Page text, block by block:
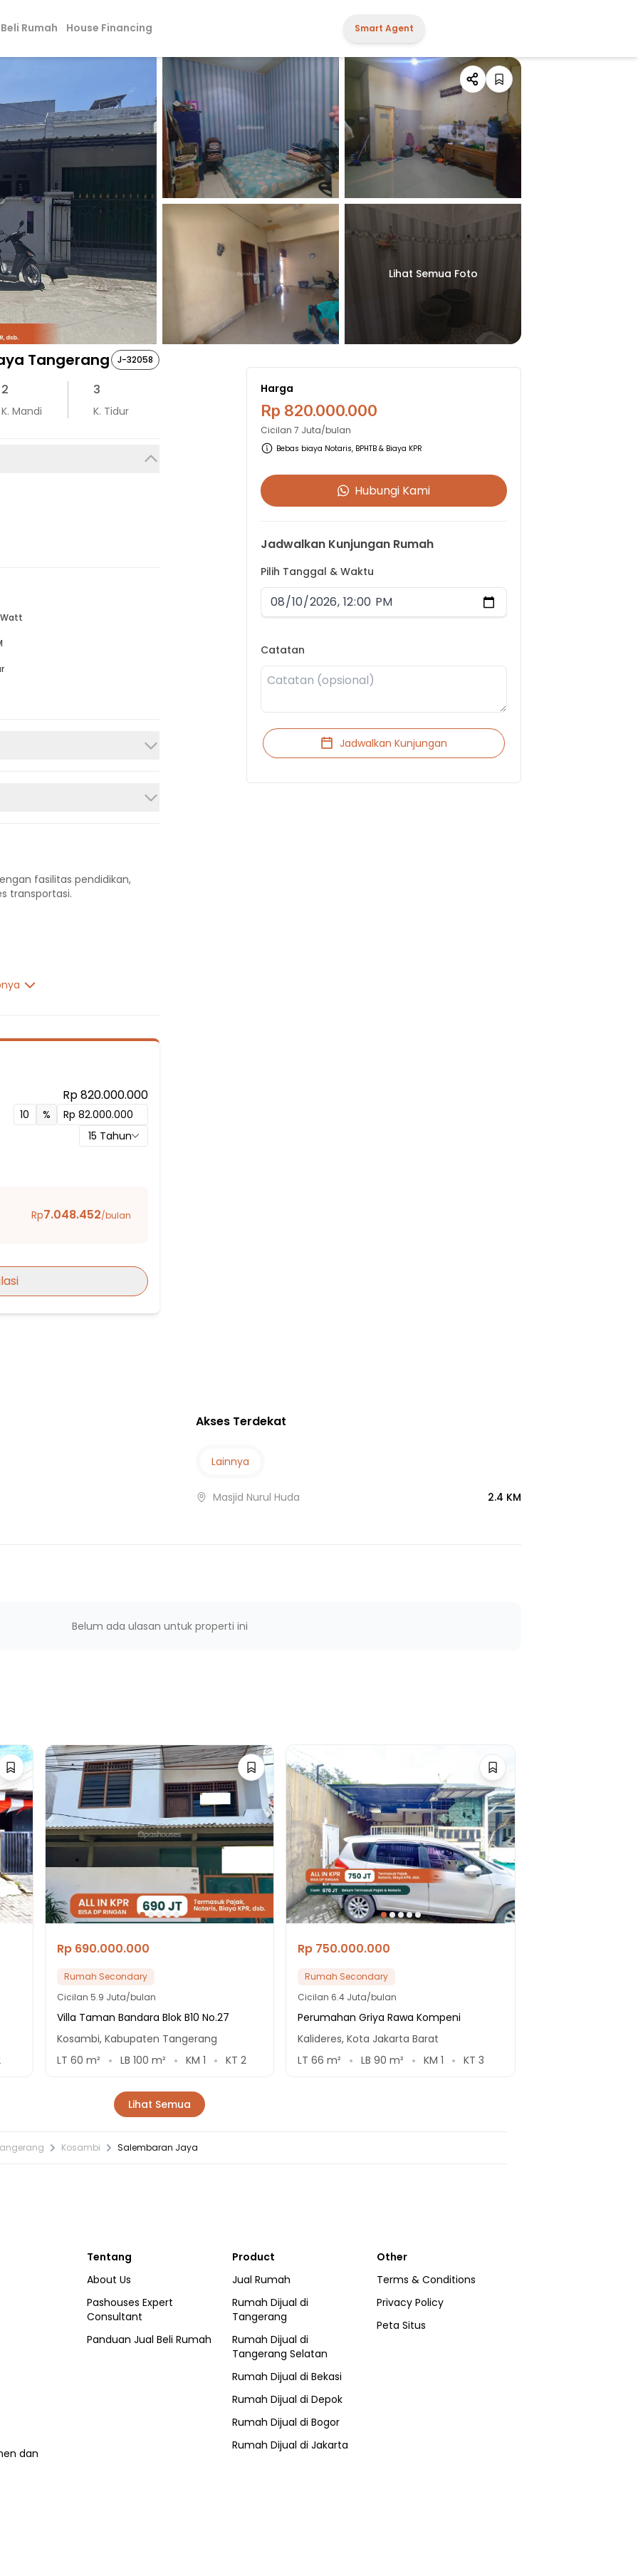
Beli Rumah House Financing Smart Agent
Lihat Semua Foto
Tangerang J-32058
2
K. Mandi
3
K. Tidur
Watt
fasilitas pendidikan,
transportasi.
Rp 820.000.000
%
15 Tahun
Rp7.048.452/bulan
Harga
Rp 820.000.000
Cicilan7 Juta/bulan
Bebas biaya Notaris, BPHTB & Biaya KPR
Hubungi Kami
Jadwalkan Kunjungan Rumah
Pilih Tanggal & Waktu
Catatan
Jadwalkan Kunjungan
Akses Terdekat
Lainnya
Masjid Nurul Huda 2.4 KM
Belum ada ulasan untuk properti ini
Rp 690.000.000
Rumah Secondary
Cicilan 5.9 Juta/bulan
Villa Taman Bandara Blok B10 No.27
Kosambi, Kabupaten Tangerang
LT 60 m² LB 100 m² KM 1 KT 2
Rp 750.000.000
Rumah Secondary
Cicilan 6.4 Juta/bulan
Perumahan Griya Rawa Kompeni
Kalideres, Kota Jakarta Barat
LT66 m² LB90 m² KM1 KT3
Lihat Semua
Kosambi Salembaran Jaya
dan
Tentang
About Us
Pashouses Expert
Consultant
Panduan Jual Beli Rumah
Product
Jual Rumah
Rumah Dijual di
Tangerang
Rumah Dijual di
Tangerang Selatan
Rumah Dijual di Bekasi
Rumah Dijual di Depok
Rumah Dijual di Bogor
Rumah Dijual di Jakarta
Other
Terms & Conditions
Privacy Policy
Peta Situs